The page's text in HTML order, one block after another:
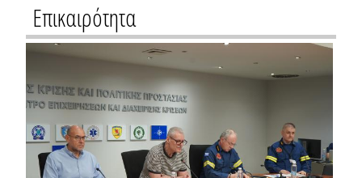
Επικαιρότητα